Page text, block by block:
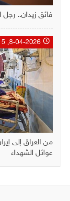
فائق زيدان.. رجل
من العراق إلى
عوائل الشهداء